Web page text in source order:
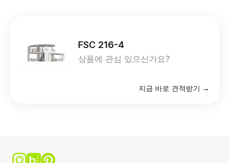
FSC 216-4
상품에 관심 있으신가요?
지금 바로 견적받기 →